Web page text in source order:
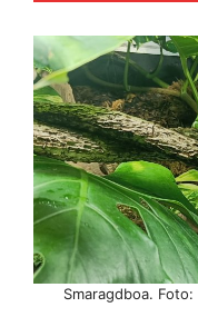
Smaragdboa.